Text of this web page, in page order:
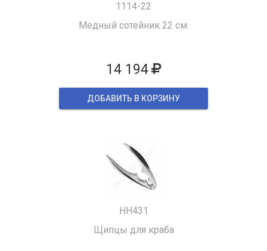
1114-22
Медный сотейник 22 см.
14 194
ДОБАВИТЬ В КОРЗИНУ
HH431
Щипцы для краба